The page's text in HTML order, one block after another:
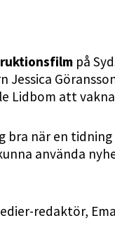
på
Jessica
Lidbom att
bra när en
använda
redaktör,